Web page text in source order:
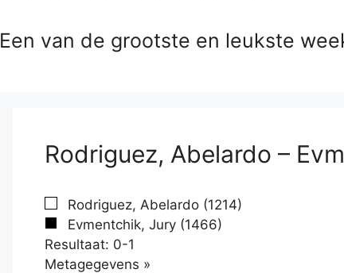
Een van de grootste en leukste
Rodriguez, Abelardo –
Rodriguez, Abelardo (1214)
Evmentchik, Jury (1466)
Resultaat: 0-1
Metagegevens »